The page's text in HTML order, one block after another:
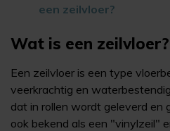
een zeilvloer?
Wat is een zeilvloer?
Een zeilvloer is een type
veerkrachtig en
dat in rollen wordt geleverd en
ook bekend als een "vinylzeil"